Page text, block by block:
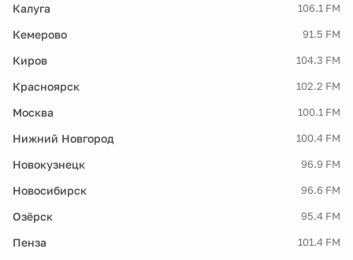
Калуга 106.1 FM
Кемерово 91.5 FM
Киров 104.3 FM
Красноярск 102.2 FM
Москва 100.1 FM
Нижний Новгород 100.4 FM
Новокузнецк 96.9 FM
Новосибирск 96.6 FM
Озёрск 95.4 FM
Пенза 101.4 FM